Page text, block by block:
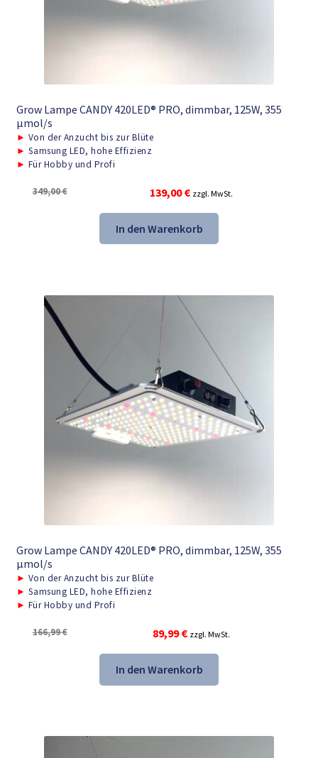
Grow Lampe CANDY 420LED® PRO, dimmbar, 125W, 355
μmol/s
► Von der Anzucht bis zur Blüte
► Samsung LED, hohe Effizienz
► Für Hobby und Profi
349,00€
Ursprünglicher
war:
349,00 €
139,00€Aktueller
ist:
139,00 €.
zzgl. MwSt.
In den Warenkorb
Grow Lampe CANDY 420LED® PRO, dimmbar, 125W, 355
μmol/s
► Von der Anzucht bis zur Blüte
► Samsung LED, hohe Effizienz
► Für Hobby und Profi
166,99€
Ursprünglicher
war:
166,99 €
89,99€Aktueller
ist:
89,99 €.
zzgl. MwSt.
In den Warenkorb